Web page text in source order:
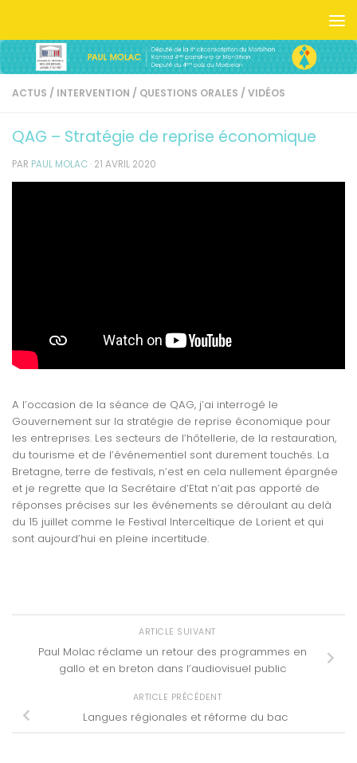
ACTUS / INTERVENTION / QUESTIONS ORALES / VIDÉOS
QAG – Stratégie de reprise économique
PAR PAUL MOLAC · 21 AVRIL 2020
A l’occasion de la séance de QAG, j’ai interrogé le
Gouvernement sur la stratégie de reprise économique pour
les entreprises. Les secteurs de l’hôtellerie, de la restauration,
du tourisme et de l’événementiel sont durement touchés. La
Bretagne, terre de festivals, n’est en cela nullement épargnée
et je regrette que la Secrétaire d’Etat n’ait pas apporté de
réponses précises sur les événements se déroulant au delà
du 15 juillet comme le Festival Interceltique de Lorient et qui
sont aujourd’hui en pleine incertitude.
ARTICLE SUIVANT
Paul Molac réclame un retour des programmes en
gallo et en breton dans l’audiovisuel public
ARTICLE PRÉCÉDENT
Langues régionales et réforme du bac